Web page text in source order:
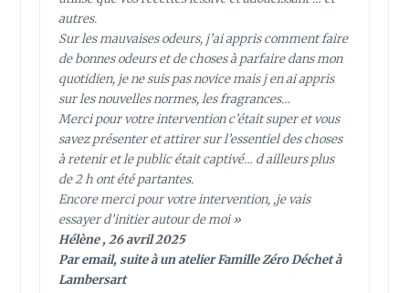
autres.
Sur les mauvaises odeurs, j’ai appris comment faire
de bonnes odeurs et de choses à parfaire dans mon
quotidien, je ne suis pas novice mais j en ai appris
sur les nouvelles normes, les fragrances…
Merci pour votre intervention c’était super et vous
savez présenter et attirer sur l’essentiel des choses
à retenir et le public était captivé… d ailleurs plus
de 2 h ont été partantes.
Encore merci pour votre intervention, ,je vais
essayer d’initier autour de moi »
Hélène , 26 avril 2025
Par email, suite à un atelier Famille Zéro Déchet à
Lambersart